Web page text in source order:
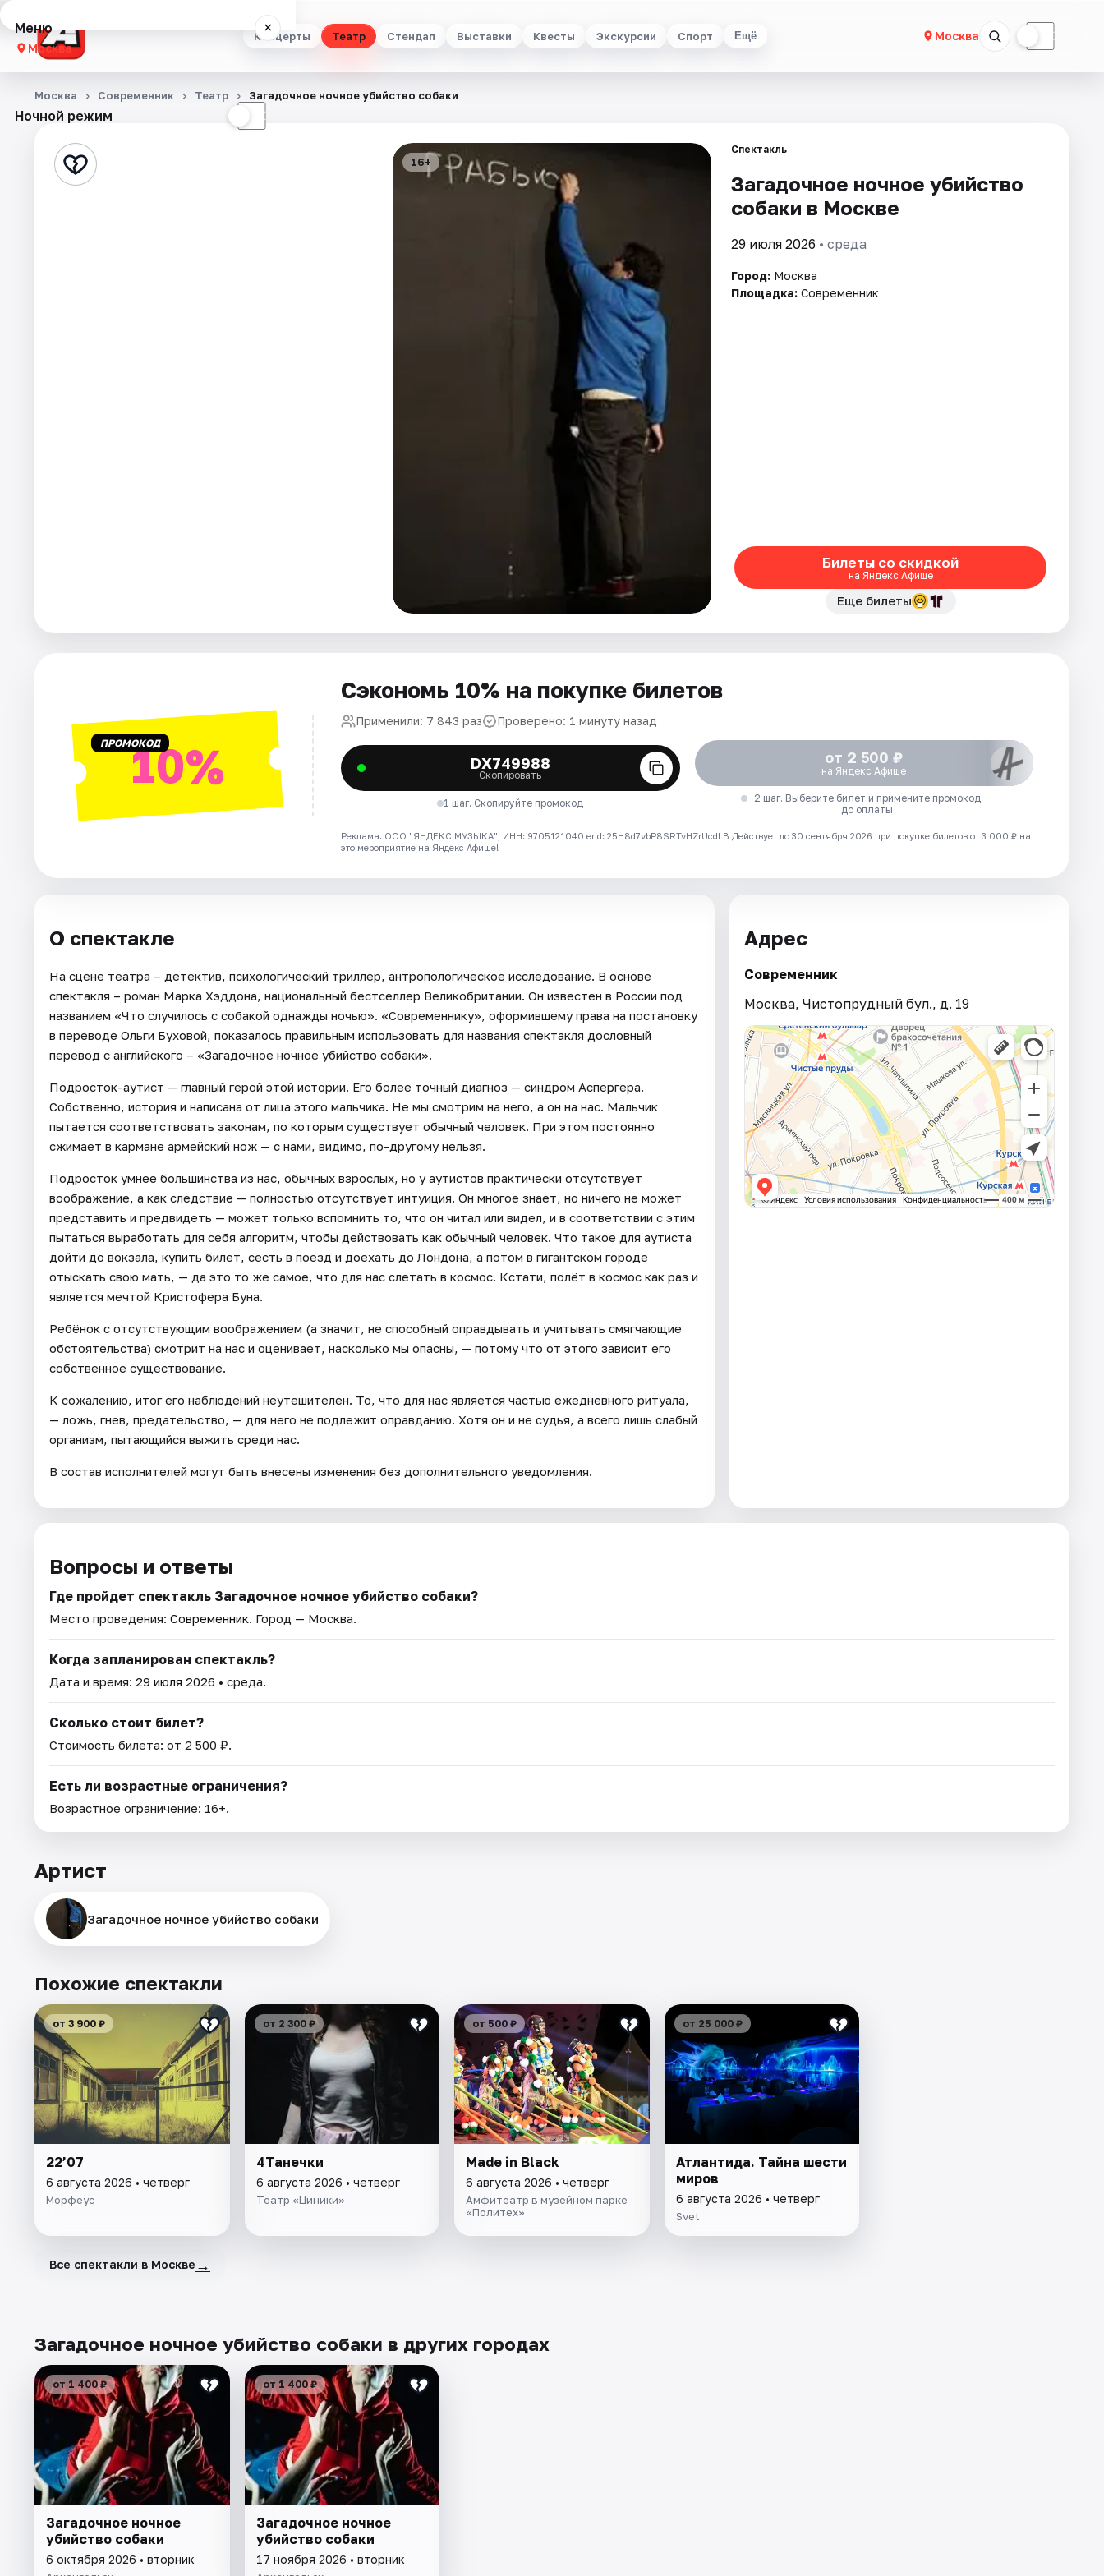
Концерты Театр Стендап Выставки Квесты Экскурсии Спорт Ещё Москва ☾
Меню ×
Москва
Концерты
Стендап
Ночной режим ☾
Москва Современник Театр Загадочное ночное убийство собаки
16+
Спектакль
Загадочное ночное убийство
собаки в Москве
29 июля 2026 • среда
Город: Москва
Площадка: Современник
Билеты со скидкой
на Яндекс Афише
Еще билеты
ПРОМОКОД10%
Сэкономь 10% на покупке билетов
Применили: 7 843 раз Проверено: 1 минуту назад
DX749988
Скопировать
1 шаг. Скопируйте промокод
от 2 500 ₽
на Яндекс Афише
2 шаг. Выберите билет и примените промокод
до оплаты
Реклама. ООО "ЯНДЕКС МУЗЫКА", ИНН: 9705121040 erid: 25H8d7vbP8SRTvHZrUcdLB Действует до 30 сентября 2026 при покупке билетов от 3 000 ₽ на
это мероприятие на Яндекс Афише!
О спектакле
На сцене театра – детектив, психологический триллер, антропологическое исследование. В основе
спектакля – роман Марка Хэддона, национальный бестселлер Великобритании. Он известен в России под
названием «Что случилось с собакой однажды ночью». «Современнику», оформившему права на постановку
в переводе Ольги Буховой, показалось правильным использовать для названия спектакля дословный
перевод с английского – «Загадочное ночное убийство собаки».
Подросток-аутист — главный герой этой истории. Его более точный диагноз — синдром Аспергера.
Собственно, история и написана от лица этого мальчика. Не мы смотрим на него, а он на нас. Мальчик
пытается соответствовать законам, по которым существует обычный человек. При этом постоянно
сжимает в кармане армейский нож — с нами, видимо, по-другому нельзя.
Подросток умнее большинства из нас, обычных взрослых, но у аутистов практически отсутствует
воображение, а как следствие — полностью отсутствует интуиция. Он многое знает, но ничего не может
представить и предвидеть — может только вспомнить то, что он читал или видел, и в соответствии с этим
пытаться выработать для себя алгоритм, чтобы действовать как обычный человек. Что такое для аутиста
дойти до вокзала, купить билет, сесть в поезд и доехать до Лондона, а потом в гигантском городе
отыскать свою мать, — да это то же самое, что для нас слетать в космос. Кстати, полёт в космос как раз и
является мечтой Кристофера Буна.
Ребёнок с отсутствующим воображением (а значит, не способный оправдывать и учитывать смягчающие
обстоятельства) смотрит на нас и оценивает, насколько мы опасны, — потому что от этого зависит его
собственное существование.
К сожалению, итог его наблюдений неутешителен. То, что для нас является частью ежедневного ритуала,
— ложь, гнев, предательство, — для него не подлежит оправданию. Хотя он и не судья, а всего лишь слабый
организм, пытающийся выжить среди нас.
В состав исполнителей могут быть внесены изменения без дополнительного уведомления.
Адрес
Современник
Москва, Чистопрудный бул., д. 19
Вопросы и ответы
Где пройдет спектакль Загадочное ночное убийство собаки?
Место проведения: Современник. Город — Москва.
Когда запланирован спектакль?
Дата и время: 29 июля 2026 • среда.
Сколько стоит билет?
Стоимость билета: от 2 500 ₽.
Есть ли возрастные ограничения?
Возрастное ограничение: 16+.
Артист
Загадочное ночное убийство собаки
Похожие спектакли
от 3 900 ₽
22’07
6 августа 2026 • четверг
Морфеус
от 2 300 ₽
4Танечки
6 августа 2026 • четверг
Театр «Циники»
от 500 ₽
Made in Black
6 августа 2026 • четверг
Амфитеатр в музейном парке
«Политех»
от 25 000 ₽
Атлантида. Тайна шести
миров
6 августа 2026 • четверг
Svet
Все спектакли в Москве →
Загадочное ночное убийство собаки в других городах
от 1 400 ₽
Загадочное ночное
убийство собаки
6 октября 2026 • вторник
от 1 400 ₽
Загадочное ночное
убийство собаки
17 ноября 2026 • вторник